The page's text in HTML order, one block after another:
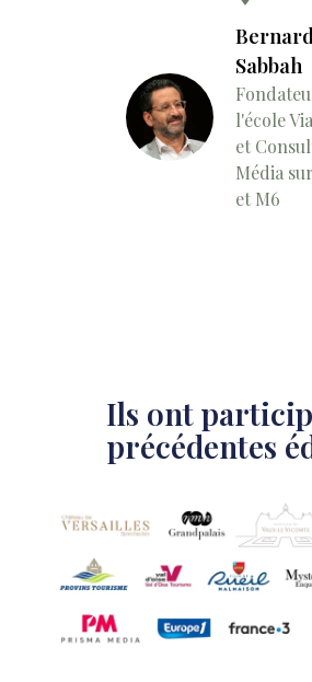
Sabbah
l'école
et
Média
et M6
Ils ont
précédentes